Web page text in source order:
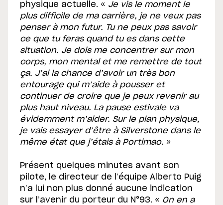
physique actuelle. « Je vis le moment le
plus difficile de ma carrière, je ne veux pas
penser à mon futur. Tu ne peux pas savoir
ce que tu feras quand tu es dans cette
situation. Je dois me concentrer sur mon
corps, mon mental et me remettre de tout
ça. J’ai la chance d’avoir un très bon
entourage qui m’aide à pousser et
continuer de croire que je peux revenir au
plus haut niveau. La pause estivale va
évidemment m’aider. Sur le plan physique,
je vais essayer d’être à Silverstone dans le
même état que j’étais à Portimao. »
Présent quelques minutes avant son
pilote, le directeur de l’équipe Alberto Puig
n’a lui non plus donné aucune indication
sur l’avenir du porteur du N°93. « On en a